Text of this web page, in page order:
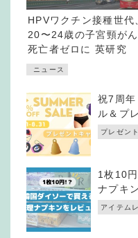
HPVワクチン接種世代
20〜24歳の子宮頸がん
死亡者ゼロに 英研究
ニュース
祝7周
ル＆プ
プレゼント
1枚10
ナプキ
アイテム